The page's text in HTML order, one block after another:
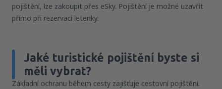
pojištění, lze zakoupit přes eSky. Pojištění je možné uzavřít
přímo při rezervaci letenky.
Jaké turistické pojištění byste si
měli vybrat?
Základní ochranu během cesty zajišťuje cestovní pojištění.